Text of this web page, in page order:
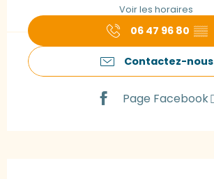
Voir les horaires
06 47 96 80 ▒▒
Contactez-nous
Page Facebook